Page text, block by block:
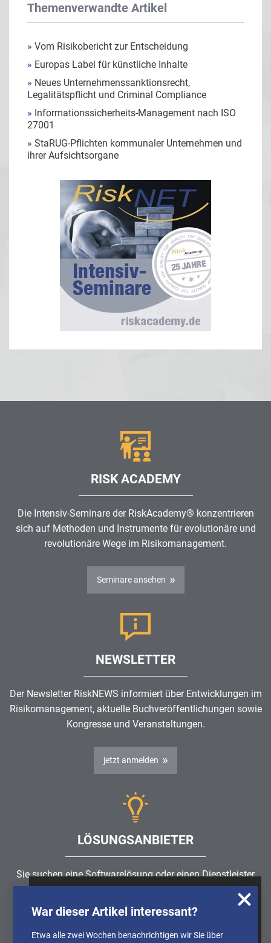
Informationen über die Nutzung unserer
Webseite zu erhalten und unser Angebot so
Themenverwandte Artikel
» Vom Risikobericht zur Entscheidung
» Europas Label für künstliche Inhalte
» Neues Unternehmenssanktionsrecht,
Legalitätspflicht und Criminal Compliance
» Informationssicherheits-Management nach ISO
27001
» StaRUG-Pflichten kommunaler Unternehmen und
ihrer Aufsichtsorgane
RISK ACADEMY
Die Intensiv-Seminare der RiskAcademy® konzentrieren
sich auf Methoden und Instrumente für evolutionäre und
revolutionäre Wege im Risikomanagement.
Seminare ansehen
NEWSLETTER
Der Newsletter RiskNEWS informiert über Entwicklungen im
Risikomanagement, aktuelle Buchveröffentlichungen sowie
Kongresse und Veranstaltungen.
jetzt anmelden
LÖSUNGSANBIETER
Sie suchen eine Softwarelösung oder einen Dienstleister
rund um die ThemenRisikomanagement,GRC, IKS oder
ISMS?
Partner finden
War dieser Artikel interessant?
Etwa alle zwei Wochen benachrichtigen wir Sie über